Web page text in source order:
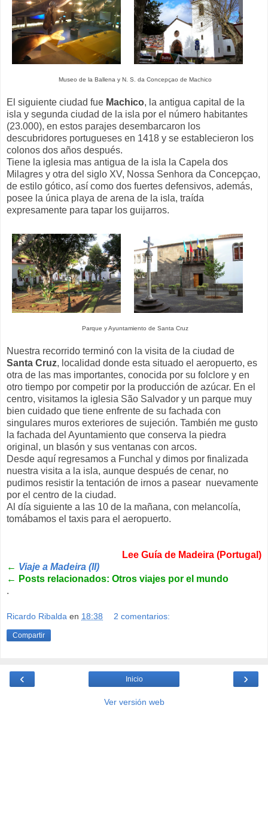
Museo de la Ballena y N. S. da Concepçao de Machico
El siguiente ciudad fue Machico, la antigua capital de la
isla y segunda ciudad de la isla por el número habitantes
(23.000), en estos parajes desembarcaron los
descubridores portugueses en 1418 y se establecieron los
colonos dos años después.
Tiene la iglesia mas antigua de la isla la Capela dos
Milagres y otra del siglo XV, Nossa Senhora da Concepçao,
de estilo gótico, así como dos fuertes defensivos, además,
posee la única playa de arena de la isla, traída
expresamente para tapar los guijarros.
Parque y Ayuntamiento de Santa Cruz
Nuestra recorrido terminó con la visita de la ciudad de
Santa Cruz, localidad donde esta situado el aeropuerto, es
otra de las mas importantes, conocida por su folclore y en
otro tiempo por competir por la producción de azúcar. En el
centro, visitamos la iglesia São Salvador y un parque muy
bien cuidado que tiene enfrente de su fachada con
singulares muros exteriores de sujeción. También me gusto
la fachada del Ayuntamiento que conserva la piedra
original, un blasón y sus ventanas con arcos.
Desde aquí regresamos a Funchal y dimos por finalizada
nuestra visita a la isla, aunque después de cenar, no
pudimos resistir la tentación de irnos a pasear nuevamente
por el centro de la ciudad.
Al día siguiente a las 10 de la mañana, con melancolía,
tomábamos el taxis para el aeropuerto.
Lee Guía de Madeira (Portugal)
← Viaje a Madeira (II)
← Posts relacionados: Otros viajes por el mundo
.
Ricardo Ribalda en 18:38 2 comentarios:
Compartir
‹ ›
Inicio
Ver versión web